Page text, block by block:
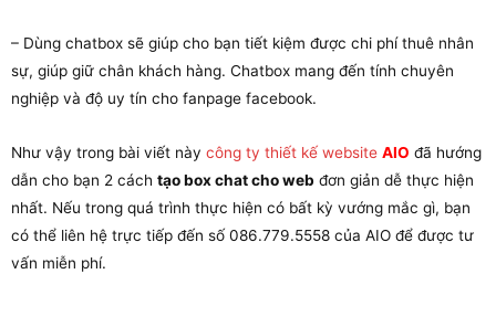
– Dùng chatbox sẽ giúp cho bạn tiết kiệm được chi phí thuê nhân
sự, giúp giữ chân khách hàng. Chatbox mang đến tính chuyên
nghiệp và độ uy tín cho fanpage facebook.
Như vậy trong bài viết này công ty thiết kế website AIO đã hướng
dẫn cho bạn 2 cách tạo box chat cho web đơn giản dễ thực hiện
nhất. Nếu trong quá trình thực hiện có bất kỳ vướng mắc gì, bạn
có thể liên hệ trực tiếp đến số 086.779.5558 của AIO để được tư
vấn miễn phí.